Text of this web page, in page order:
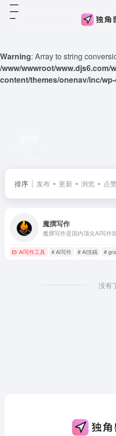
Warning: Array to string
/www/wwwroot/www.djs6.com/
content/themes/onenav/inc/
排序 发布 更新 浏览 点
魔撰写作
AI写作工具 # AI写作 # AI洗稿 #
没有